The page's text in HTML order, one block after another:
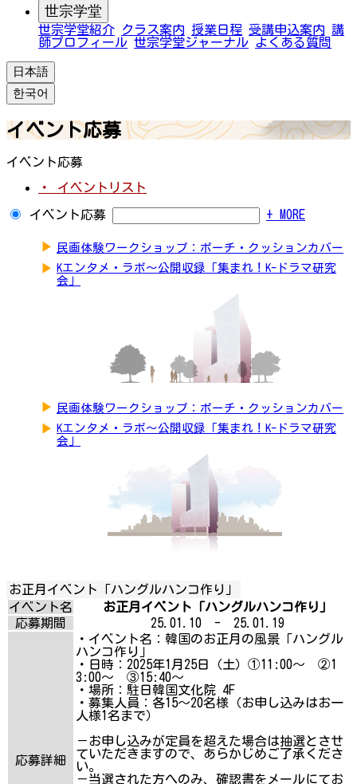
世宗学堂
世宗学堂紹介 クラス案内 授業日程 受講申込案内 講
師プロフィール 世宗学堂ジャーナル よくある質問
日本語
한국어
イベント応募
イベント応募
・ イベントリスト
イベント応募 + MORE
▶ 民画体験ワークショップ：ポーチ・クッションカバー
▶ Kエンタメ・ラボ～公開収録「集まれ！K-ドラマ研究
会」
▶ 民画体験ワークショップ：ポーチ・クッションカバー
▶ Kエンタメ・ラボ～公開収録「集まれ！K-ドラマ研究
会」
お正月イベント「ハングルハンコ作り」
イベント名
お正月イベント「ハングルハンコ作り」
応募期間
25.01.10 - 25.01.19
応募詳細
・イベント名：韓国のお正月の風景「ハングル
ハンコ作り」
・日時：2025年1月25日（土）①11:00～ ②1
3:00～ ③15:40～
・場所：駐日韓国文化院 4F
・募集人員：各15～20名様（お申し込みはお一
人様1名まで）
－お申し込みが定員を超えた場合は抽選とさせ
ていただきますので、あらかじめご了承くださ
い。
－当選された方へのみ、確認書をメールにてお